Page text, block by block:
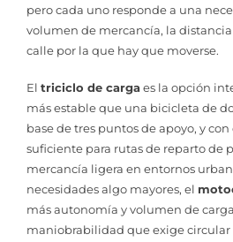
pero cada uno responde a una
volumen de mercancía, la
calle por la que hay que moverse.
El triciclo de cargaes la opción
más estable que una bicicleta de
base de tres puntos de apoyo, y
suficiente para rutas de reparto de
mercancía ligera en entornos
necesidades algo mayores, el
más autonomía y volumen de
maniobrabilidad que exige circular